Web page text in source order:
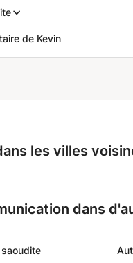
s'est déroulé à un
pour enseigner et s'y
professionnalisme.
et attention, il est
d'apprendre avec
fait de pouvoir avancer
dans mon étude, et
cours.
de Kevin
les villes
dans